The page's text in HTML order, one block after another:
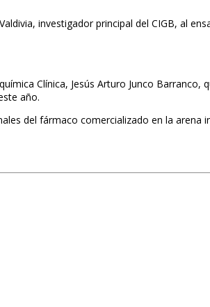
investigador principal del CIGB, al
Clínica, Jesús Arturo Junco
año.
del fármaco comercializado en la